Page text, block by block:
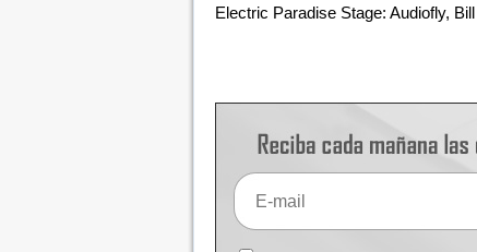
Electric Paradise Stage: Audiofly,